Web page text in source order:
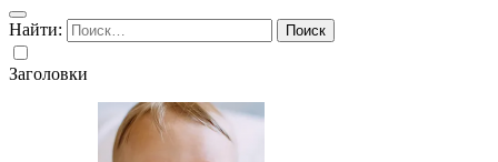
Найти:
Заголовки